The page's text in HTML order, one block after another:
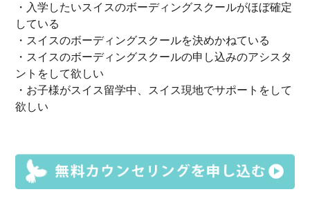
・入学したいスイスのボーディングスクールがほぼ確定
している
・スイスのボーディングスクールを決めかねている
・スイスのボーディングスクールの申し込みのアシスタ
ントをして欲しい
・お子様がスイス留学中、スイス現地でサポートをして
欲しい